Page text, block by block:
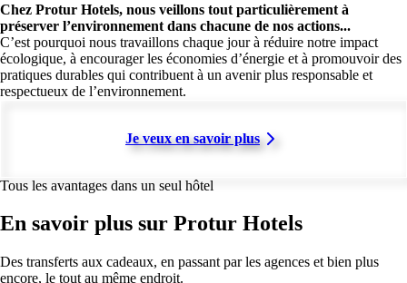
Chez Protur Hotels, nous veillons tout particulièrement à
préserver l’environnement dans chacune de nos actions...
C’est pourquoi nous travaillons chaque jour à réduire notre impact
écologique, à encourager les économies d’énergie et à promouvoir des
pratiques durables qui contribuent à un avenir plus responsable et
respectueux de l’environnement.
Je veux en savoir plus
Tous les avantages dans un seul hôtel
En savoir plus sur Protur Hotels
Des transferts aux cadeaux, en passant par les agences et bien plus
encore, le tout au même endroit.